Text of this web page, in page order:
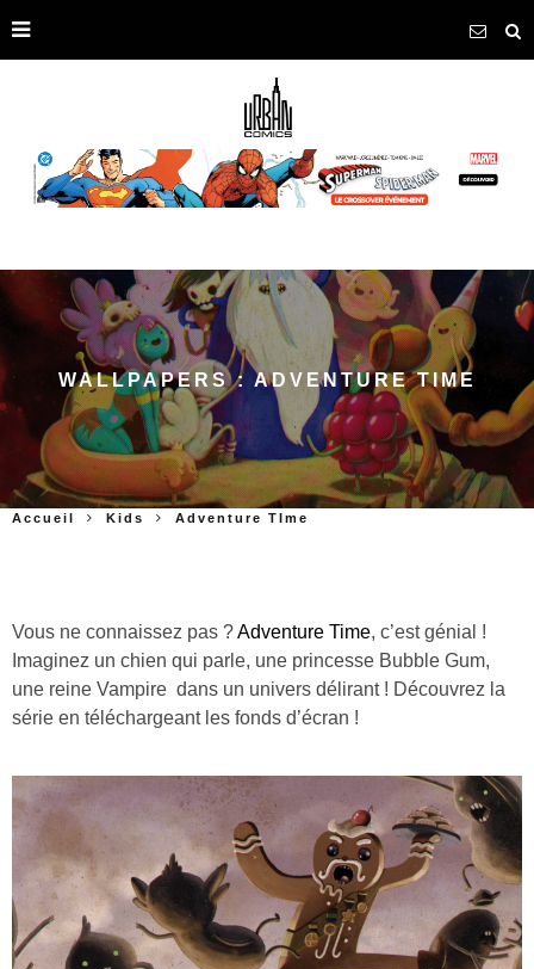
WALLPAPERS : ADVENTURE TIME
Accueil Kids Adventure TIme
Vous ne connaissez pas ?Adventure Time, c’est génial !
Imaginez un chien qui parle, une princesse Bubble Gum,
une reine Vampire dans un univers délirant ! Découvrez la
série en téléchargeant les fonds d’écran !